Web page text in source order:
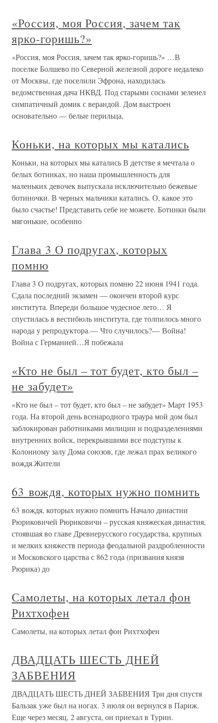
«Россия, моя Россия, зачем так
ярко-горишь?»
«Россия, моя Россия, зачем так ярко-горишь?» …В
поселке Болшево по Северной железной дороге недалеко
от Москвы, где поселили Эфрона, находилась
ведомственная дача НКВД. Под старыми соснами зеленел
симпатичный домик с верандой. Дом выстроен
основательно — белые перильца,
Коньки, на которых мы катались
Коньки, на которых мы катались В детстве я мечтала о
белых ботинках, но наша промышленность для
маленьких девочек выпускала исключительно бежевые
ботиночки. В черных мальчики катались. О, какое это
было счастье! Представить себе не можете. Ботинки были
мягонькие, особенно
Глава 3 О подругах, которых
помню
Глава 3 О подругах, которых помню 22 июня 1941 года.
Сдала последний экзамен — окончен второй курс
института. Впереди большое чудесное лето… Я
спустилась в вестибюль института, где толпилось много
народа у репродуктора.— Что случилось?— Война!
Война с Германией…Я побежала
«Кто не был – тот будет, кто был –
не забудет»
«Кто не был – тот будет, кто был – не забудет» Март 1953
года. На второй день всенародного траура мой дом был
заблокирован работниками милиции и подразделениями
внутренних войск, перекрывшими все подступы к
Колонному залу Дома союзов, где лежал прах великого
вождя.Жители
63 вождя, которых нужно помнить
63 вождя, которых нужно помнить Начало династии
Рюриковичей Рюриковичи – русская княжеская династия,
стоявшая во главе Древнерусского государства, крупных
и мелких княжеств периода феодальной раздробленности
и Московского царства с 862 года (призвания князя
Рюрика) до
Самолеты, на которых летал фон
Рихтхофен
Самолеты, на которых летал фон Рихтхофен
ДВАДЦАТЬ ШЕСТЬ ДНЕЙ
ЗАБВЕНИЯ
ДВАДЦАТЬ ШЕСТЬ ДНЕЙ ЗАБВЕНИЯ Три дня спустя
Бальзак уже был на ногах. 3 июля он вернулся в Париж.
Еще через месяц, 2 августа, он приехал в Турин.